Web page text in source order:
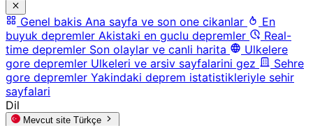
Genel bakis Ana sayfa ve son one cikanlar
En
buyuk depremler Akistaki en guclu depremler
Real-
time depremler Son olaylar ve canli harita
Ulkelere
gore depremler Ulkeleri ve arsiv sayfalarini gez
Sehre
gore depremler Yakindaki deprem istatistikleriyle sehir
sayfalari
Dil
Mevcut site Türkçe